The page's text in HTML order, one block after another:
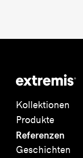
Kollektionen
Produkte
Referenzen
Geschichten